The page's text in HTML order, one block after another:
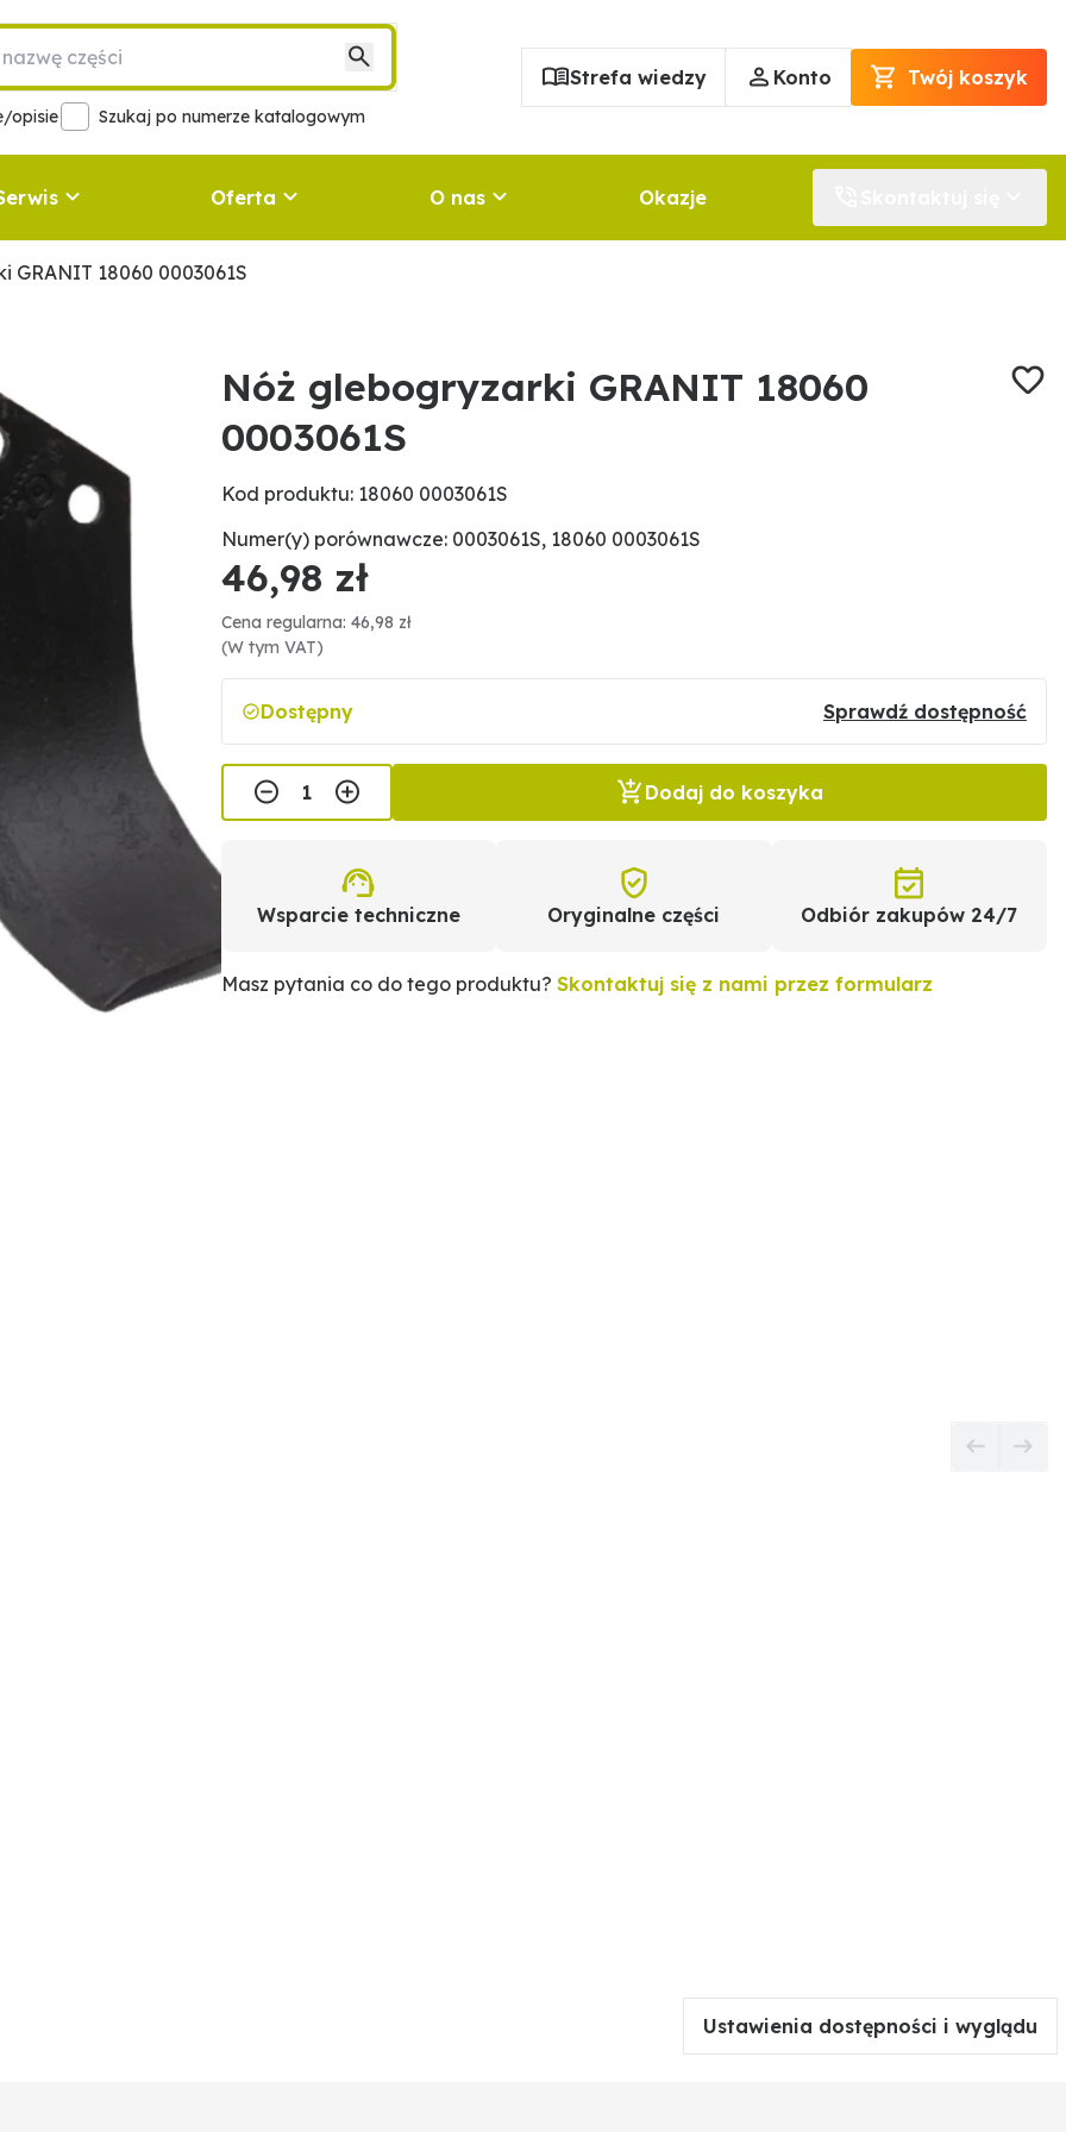
opisie Szukaj po numerze katalogowym
Strefa wiedzy Konto Twój koszyk
Oferta O nas Okazje
GRANIT 18060 0003061S
Nóż glebogryzarki GRANIT 18060
0003061S
Kod produktu: 18060 0003061S
Numer(y) porównawcze: 0003061S, 18060 0003061S
46,98 zł
Cena regularna: 46,98 zł
(W tym VAT)
Dostępny Sprawdź dostępność
Dodaj do koszyka
Wsparcie techniczne Oryginalne części Odbiór zakupów 24/7
Masz pytania co do tego produktu? Skontaktuj się z nami przez formularz
Ustawienia dostępności i wyglądu